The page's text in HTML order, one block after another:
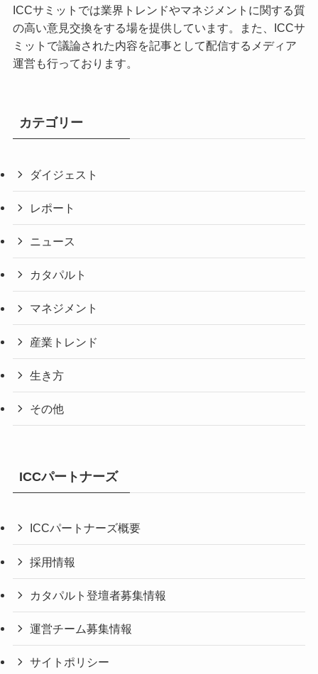
ICCサミットでは業界トレンドやマネジメントに関する質
の高い意見交換をする場を提供しています。また、ICCサ
ミットで議論された内容を記事として配信するメディア
運営も行っております。
カテゴリー
ダイジェスト
レポート
ニュース
カタパルト
マネジメント
産業トレンド
生き方
その他
ICCパートナーズ
ICCパートナーズ概要
採用情報
カタパルト登壇者募集情報
運営チーム募集情報
サイトポリシー